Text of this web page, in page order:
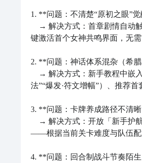
包、0 元首充福利，比起别人
之后战斗才更有意思！
【王牌挑战】最新版预约/下载
》》》》》#王牌挑战#《《《
这里能见到各种不同类型的女神
北欧女武神，不论是哪种女神
小编王牌挑战好玩吗？王牌挑
王牌挑战快速预约/下载地址（
1、王牌挑战简要评析：
意外觉醒“原初之眼”的神话遗
系女神——从手持天秤掌控律
章节与策略性的卡牌养成，解
神小队探索失落的秘境、迎战
圣领域，体验一场融合史诗叙
1. **问题：不清楚“原初之眼”
→ 解决方式：首章剧情自动触
键激活首个女神共鸣界面，无需
2. **问题：神话体系混杂（希
→ 解决方式：新手教程中嵌
法”“爆发·符文增幅”）、推荐
3. **问题：卡牌养成路径不清
→ 解决方式：开放「新手护航
——根据当前关卡难度与队伍配
4. **问题：回合制战斗节奏陌